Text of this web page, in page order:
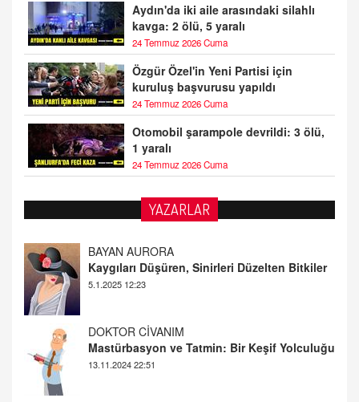
Aydın'da iki aile arasındaki silahlı
kavga: 2 ölü, 5 yaralı
24 Temmuz 2026 Cuma
Özgür Özel'in Yeni Partisi için
kuruluş başvurusu yapıldı
24 Temmuz 2026 Cuma
Otomobil şarampole devrildi: 3 ölü,
1 yaralı
24 Temmuz 2026 Cuma
YAZARLAR
DOKTOR CİVANIM
Mastürbasyon ve Tatmin: Bir Keşif Yolculuğu
13.11.2024 22:51
ALİ EFENDİ
Adana At Yarışı Tahminleri | 21 Aralık
Cumartesi